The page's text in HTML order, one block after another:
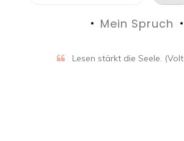
Mein Spruch
Lesen stärkt die Seele.